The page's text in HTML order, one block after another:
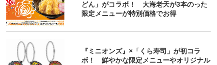
どん」がコラボ！ 大海老天が3本のった
限定メニューが特別価格でお得
『ミニオンズ』×「くら寿司」が初コラ
ボ！ 鮮やかな限定メニューやオリジナル